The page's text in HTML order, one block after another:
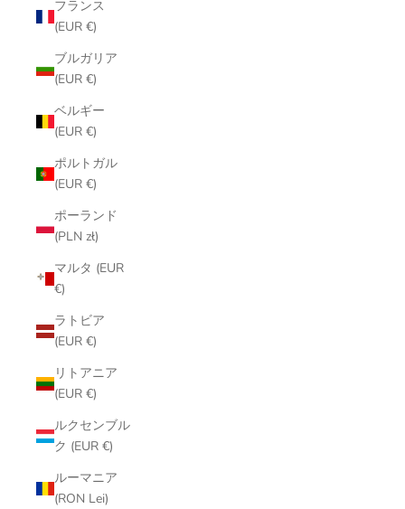
フランス
(EUR €)
ブルガリア
(EUR €)
ベルギー
(EUR €)
ポルトガル
(EUR €)
ポーランド
(PLN zł)
マルタ (EUR
€)
ラトビア
(EUR €)
リトアニア
(EUR €)
ルクセンブル
ク (EUR €)
ルーマニア
(RON Lei)